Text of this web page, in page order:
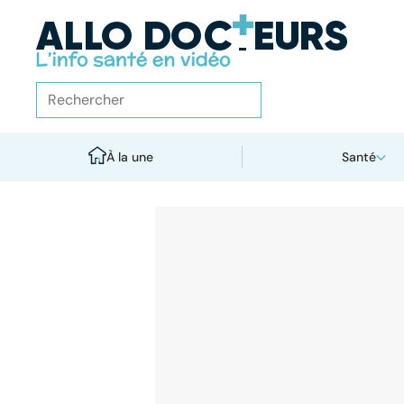
À la une Santé